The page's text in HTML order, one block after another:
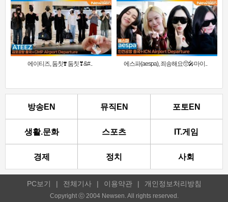
에이티즈, 둠칫❣️ 둠칫❣&#.. 에스파(aespa), 죄송해요🥺🎤마이..
방송EN 뮤직EN 포토EN
생활.문화 스포츠 IT.게임
경제 정치 사회
PC보기 | 전체기사 | 이용약관 | 개인정보처리방침
Copyright ⓒ 2004 Newsen. All rights reserved.